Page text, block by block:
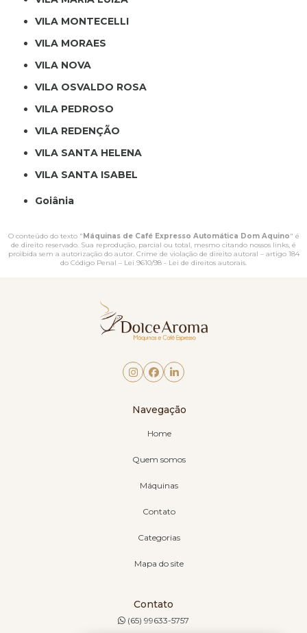
VILA MONTECELLI
VILA MORAES
VILA NOVA
VILA OSVALDO ROSA
VILA PEDROSO
VILA REDENÇÃO
VILA SANTA HELENA
VILA SANTA ISABEL
Goiânia
O conteúdo do texto " Máquinas de Café Expresso Automática Dom Aquino" é
de direito reservado. Sua reprodução, parcial ou total, mesmo citando nossos links, é
proibida sem a autorização do autor. Crime de violação de direito autoral – artigo 184
do Código Penal – Lei 9610/98 - Lei de direitos autorais.
Navegação
Home
Quem somos
Máquinas
Contato
Categorias
Mapa do site
Contato
(65) 99633-5757